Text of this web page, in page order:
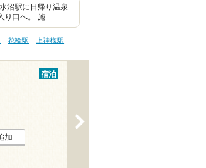
沼駅に日帰り温泉
り口へ。 施…
花輪駅 上神梅駅
宿泊
加